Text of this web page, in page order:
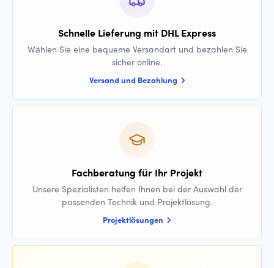
Schnelle Lieferung mit DHL Express
Wählen Sie eine bequeme Versandart und bezahlen Sie
sicher online.
Versand und Bezahlung
Fachberatung für Ihr Projekt
Unsere Spezialisten helfen Ihnen bei der Auswahl der
passenden Technik und Projektlösung.
Projektlösungen